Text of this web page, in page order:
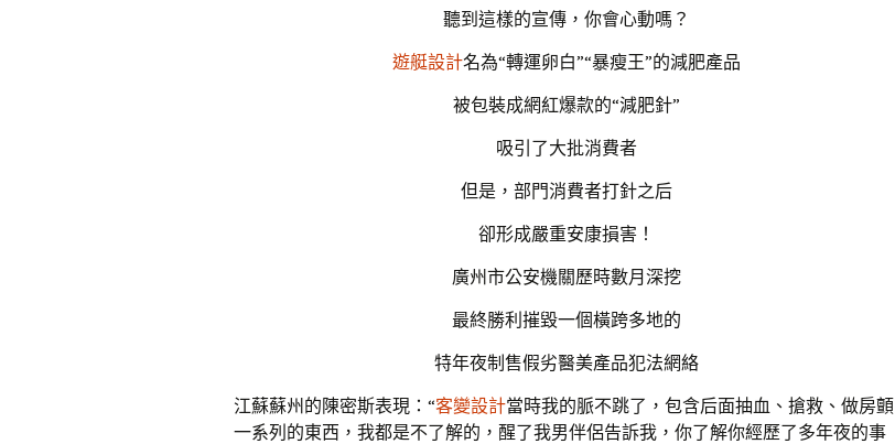
聽到這樣的宣傳，你會心動嗎？
遊艇設計名為“轉運卵白”“暴瘦王”的減肥產品
被包裝成網紅爆款的“減肥針”
吸引了大批消費者
但是，部門消費者打針之后
卻形成嚴重安康損害！
廣州市公安機關歷時數月深挖
最終勝利摧毀一個橫跨多地的
特年夜制售假劣醫美產品犯法網絡
江蘇蘇州的陳密斯表現：“客變設計當時我的脈不跳了，包含后面抽血、搶救、做房顫
一系列的東西，我都是不了解的，醒了我男伴侶告訴我，你了解你經歷了多年夜的事